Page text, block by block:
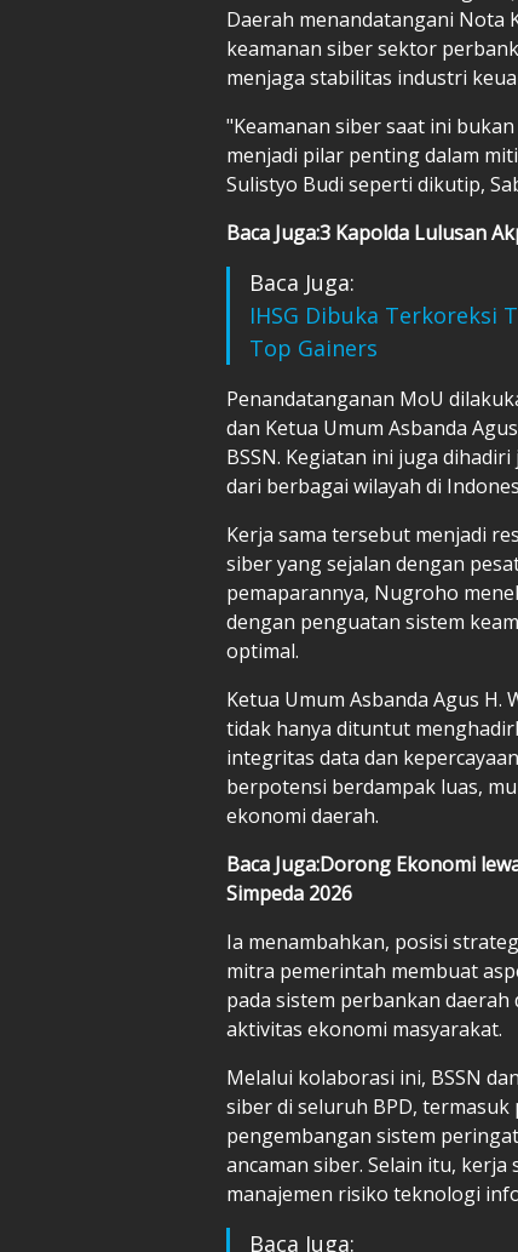
Daerah menandatangani Nota
keamanan siber sektor
menjaga stabilitas industri
"Keamanan siber saat ini
menjadi pilar penting dalam
Sulistyo Budi seperti dikutip,
Baca Juga:3 Kapolda Lulusan
Baca Juga:
IHSG Dibuka Terkoreksi
Top Gainers
Penandatanganan MoU
dan Ketua Umum Asbanda
BSSN. Kegiatan ini juga
dari berbagai wilayah di
Kerja sama tersebut menjadi
siber yang sejalan dengan
pemaparannya, Nugroho
dengan penguatan sistem
optimal.
Ketua Umum Asbanda Agus
tidak hanya dituntut
integritas data dan
berpotensi berdampak luas,
ekonomi daerah.
Baca Juga:Dorong Ekonomi
Simpeda 2026
Ia menambahkan, posisi
mitra pemerintah membuat
pada sistem perbankan
aktivitas ekonomi masyarakat.
Melalui kolaborasi ini, BSSN
siber di seluruh BPD,
pengembangan sistem
ancaman siber. Selain itu,
manajemen risiko teknologi
Baca Juga: